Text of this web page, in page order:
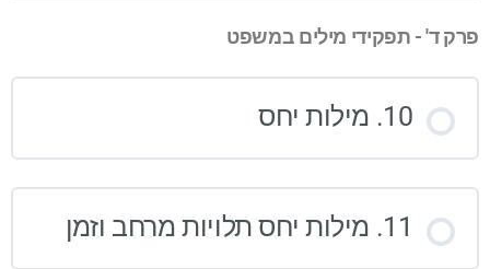
פרק ד' - תפקידי מילים במשפט
10. מילות יחס
11. מילות יחס תלויות מרחב וזמן